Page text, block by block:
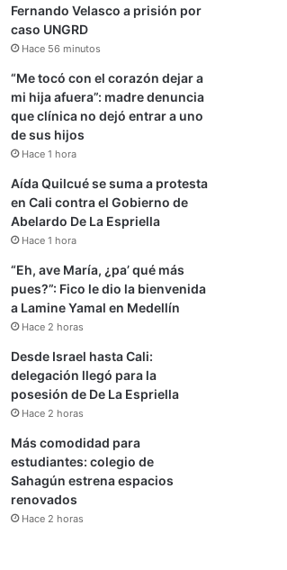
Fernando Velasco a prisión por
caso UNGRD
Hace 56 minutos
“Me tocó con el corazón dejar a
mi hija afuera”: madre denuncia
que clínica no dejó entrar a uno
de sus hijos
Hace 1 hora
Aída Quilcué se suma a protesta
en Cali contra el Gobierno de
Abelardo De La Espriella
Hace 1 hora
“Eh, ave María, ¿pa’ qué más
pues?”: Fico le dio la bienvenida
a Lamine Yamal en Medellín
Hace 2 horas
Desde Israel hasta Cali:
delegación llegó para la
posesión de De La Espriella
Hace 2 horas
Más comodidad para
estudiantes: colegio de
Sahagún estrena espacios
renovados
Hace 2 horas